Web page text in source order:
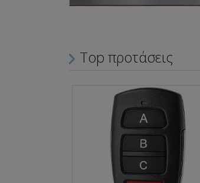
Top προτάσεις